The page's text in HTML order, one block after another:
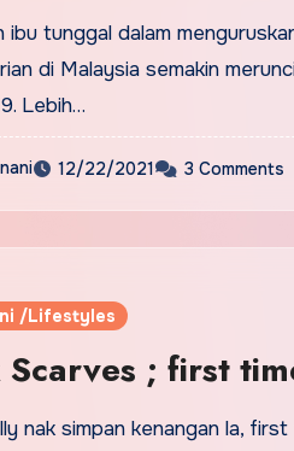
ibu tunggal dalam
di Malaysia semakin
Lebih…
12/22/2021 3 Comments
/Lifestyles
Scarves ; first
nak simpan kenangan la,